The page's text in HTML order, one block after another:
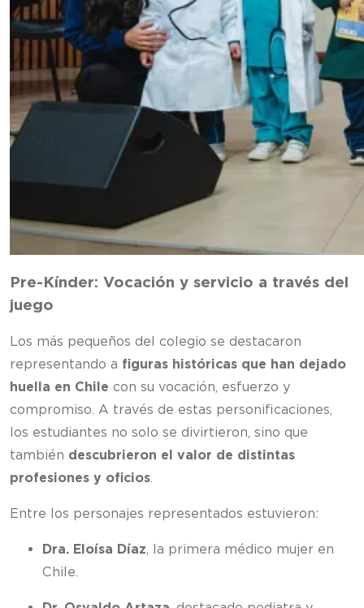
Pre-Kínder: Vocación y servicio a través del
juego
Los más pequeños del colegio se destacaron
representando a figuras históricas que han dejado
huella en Chile con su vocación, esfuerzo y
compromiso. A través de estas personificaciones,
los estudiantes no solo se divirtieron, sino que
también descubrieron el valor de distintas
profesiones y oficios.
Entre los personajes representados estuvieron:
Dra. Eloísa Díaz, la primera médico mujer en
Chile.